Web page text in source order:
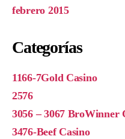
febrero 2015
Categorías
1166-7Gold Casino
2576
3056 – 3067 BroWinner
3476-Beef Casino